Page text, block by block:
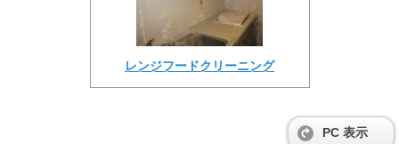
レンジフードクリーニング
PC 表示